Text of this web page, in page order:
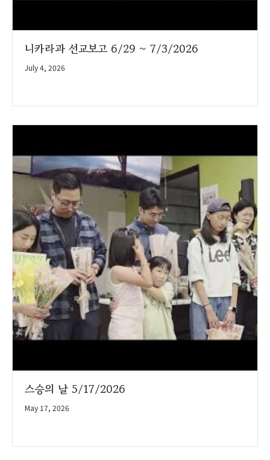
니카라과 선교보고 6/29 ~ 7/3/2026
July 4, 2026
스승의 날 5/17/2026
May 17, 2026